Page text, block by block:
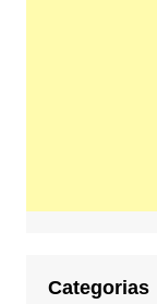
Categorias